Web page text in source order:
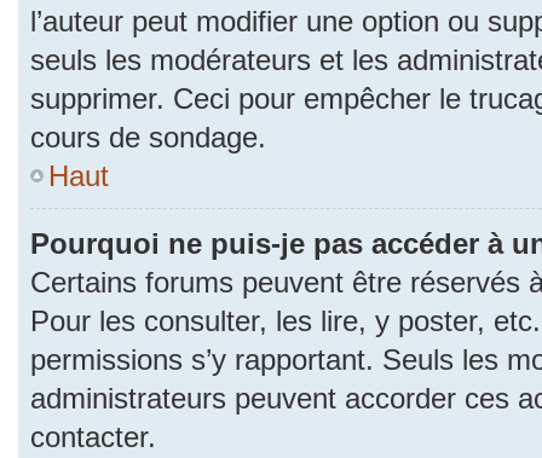
l’auteur peut modifier une option ou
seuls les modérateurs et les
supprimer. Ceci pour empêcher le
cours de sondage.
Haut
Pourquoi ne puis-je pas accéder à
Certains forums peuvent être réservés
Pour les consulter, les lire, y poster,
permissions s’y rapportant. Seuls les
administrateurs peuvent accorder ces
contacter.